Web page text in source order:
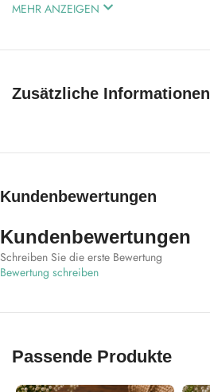
MEHR ANZEIGEN
Zusätzliche Informationen
Kundenbewertungen
Kundenbewertungen
Schreiben Sie die erste Bewertung
Bewertung schreiben
Passende Produkte